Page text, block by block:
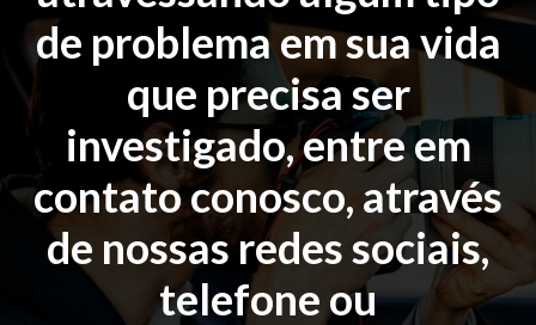
de problema em sua vida
que precisa ser
investigado, entre em
contato conosco, através
de nossas redes sociais,
telefone ou